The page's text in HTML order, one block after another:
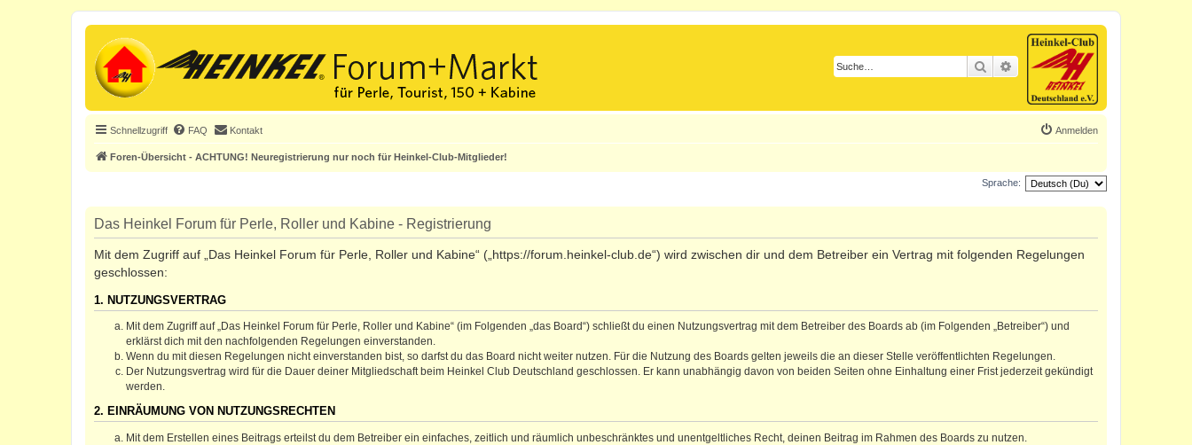
Suche Erweiterte Suche
Schnellzugriff FAQ Kontakt Anmelden
Foren-Übersicht - ACHTUNG! Neuregistrierung nur noch für Heinkel-Club-Mitglieder!
Sprache:
Das Heinkel Forum für Perle, Roller und Kabine - Registrierung
Mit dem Zugriff auf „Das Heinkel Forum für Perle, Roller und Kabine“ („https://forum.heinkel-club.de“) wird zwischen dir und dem Betreiber ein Vertrag mit folgenden Regelungen
geschlossen:
1. NUTZUNGSVERTRAG
Mit dem Zugriff auf „Das Heinkel Forum für Perle, Roller und Kabine“ (im Folgenden „das Board“) schließt du einen Nutzungsvertrag mit dem Betreiber des Boards ab (im Folgenden „Betreiber“) und
erklärst dich mit den nachfolgenden Regelungen einverstanden.
Wenn du mit diesen Regelungen nicht einverstanden bist, so darfst du das Board nicht weiter nutzen. Für die Nutzung des Boards gelten jeweils die an dieser Stelle veröffentlichten Regelungen.
Der Nutzungsvertrag wird für die Dauer deiner Mitgliedschaft beim Heinkel Club Deutschland geschlossen. Er kann unabhängig davon von beiden Seiten ohne Einhaltung einer Frist jederzeit gekündigt
werden.
2. EINRÄUMUNG VON NUTZUNGSRECHTEN
Mit dem Erstellen eines Beitrags erteilst du dem Betreiber ein einfaches, zeitlich und räumlich unbeschränktes und unentgeltliches Recht, deinen Beitrag im Rahmen des Boards zu nutzen.